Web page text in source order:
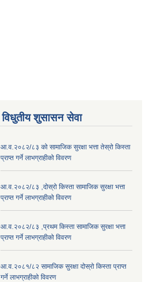
विधुतीय शुसासन सेवा
आ.व.२०८२/८३ को सामाजिक सुरक्षा भत्ता तेस्रो किस्ता
प्राप्त गर्ने लाभग्राहीको विवरण
आ.व.२०८२/८३ ,दोस्रो किस्ता सामाजिक सुरक्षा भत्ता
प्राप्त गर्ने लाभग्राहीको विवरण
आ.व.२०८२/८३ ,प्रथम किस्ता सामाजिक सुरक्षा भत्ता
प्राप्त गर्ने लाभग्राहीको विवरण
आ.व.२०८१/८२ सामाजिक सुरक्षा दोस्रो किस्ता प्राप्त
गर्ने लाभग्राहीको विवरण